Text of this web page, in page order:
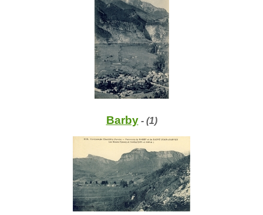
Barby- (1)